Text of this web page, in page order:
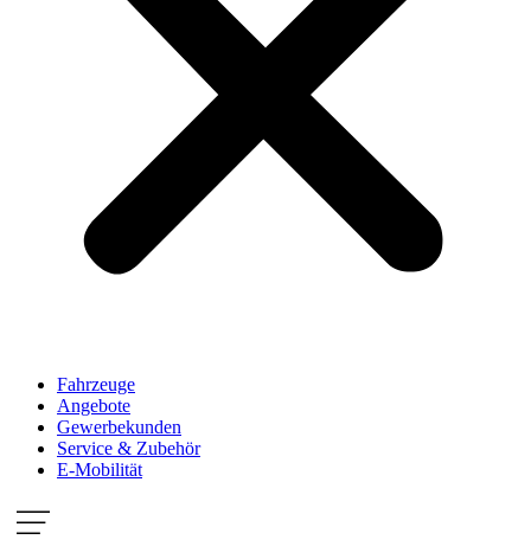
Fahrzeuge
Angebote
Gewerbekunden
Service & Zubehör
E-Mobilität